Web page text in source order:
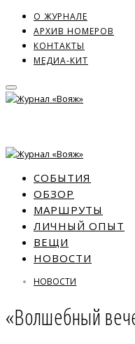
О ЖУРНАЛЕ
АРХИВ НОМЕРОВ
КОНТАКТЫ
МЕДИА-КИТ
СОБЫТИЯ
ОБЗОР
МАРШРУТЫ
ЛИЧНЫЙ ОПЫТ
ВЕЩИ
НОВОСТИ
НОВОСТИ
«Волшебный